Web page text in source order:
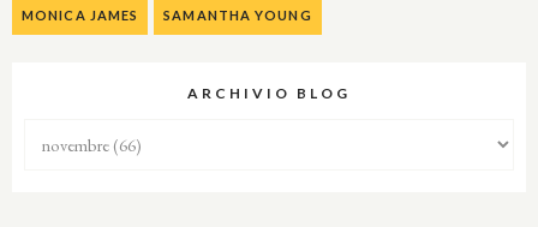
MONICA JAMES SAMANTHA YOUNG
ARCHIVIO BLOG